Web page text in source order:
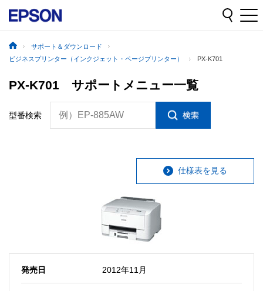
サポート＆ダウンロード
ビジネスプリンター（インクジェット・ページプリンター）
PX-K701
PX-K701 サポートメニュー一覧
型番検索 例）EP-885AW
仕様表を見る
発売日 2012年11月